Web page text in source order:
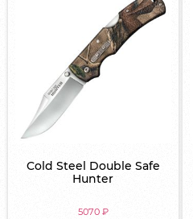
Cold Steel Double Safe
Hunter
5070 ₽